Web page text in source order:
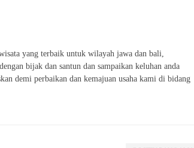
yang terbaik untuk wilayah jawa dan bali,
bijak dan santun dan sampaikan keluhan anda
demi perbaikan dan kemajuan usaha kami di bidang